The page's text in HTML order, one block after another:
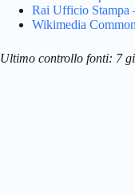
Rai Ufficio Stampa
Wikimedia
Ultimo controllo fonti: 7